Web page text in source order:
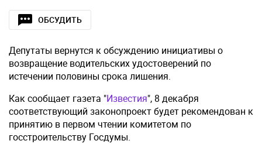
ОБСУДИТЬ
Депутаты вернутся к обсуждению инициативы о
возвращение водительских удостоверений по
истечении половины срока лишения.
Как сообщает газета "Известия", 8 декабря
соответствующий законопроект будет рекомендован к
принятию в первом чтении комитетом по
госстроительству Госдумы.